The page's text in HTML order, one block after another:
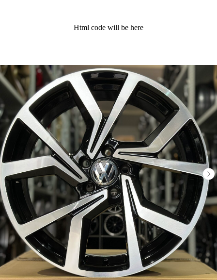
Html code will be here